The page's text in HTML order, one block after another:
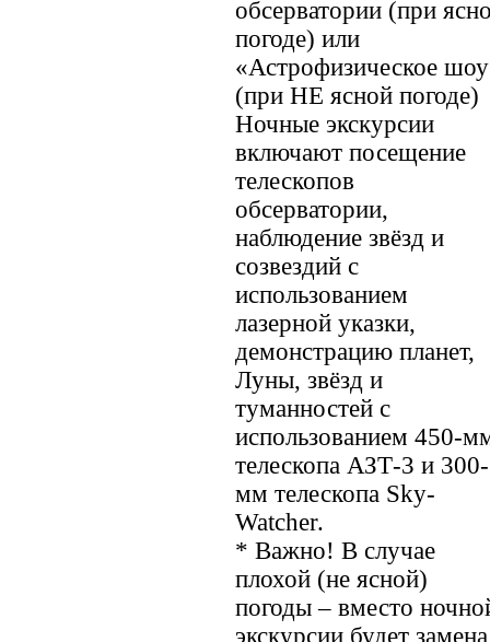
обсерватории (при
погоде) или
«Астрофизическое
(при НЕ ясной погоде)
Ночные экскурсии
включают посещение
телескопов
обсерватории,
наблюдение звёзд и
созвездий с
использованием
лазерной указки,
демонстрацию планет,
Луны, звёзд и
туманностей с
использованием 450-
телескопа АЗТ-3 и 300-
мм телескопа Sky-
Watcher.
* Важно! В случае
плохой (не ясной)
погоды – вместо
экскурсии будет замена